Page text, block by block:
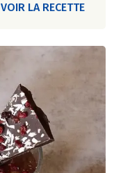
VOIR LA RECETTE